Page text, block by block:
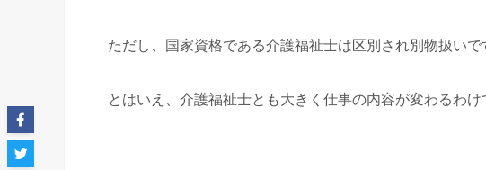
ただし、国家資格である介護福祉士は区別され別物扱いで
とはいえ、介護福祉士とも大きく仕事の内容が変わるわ